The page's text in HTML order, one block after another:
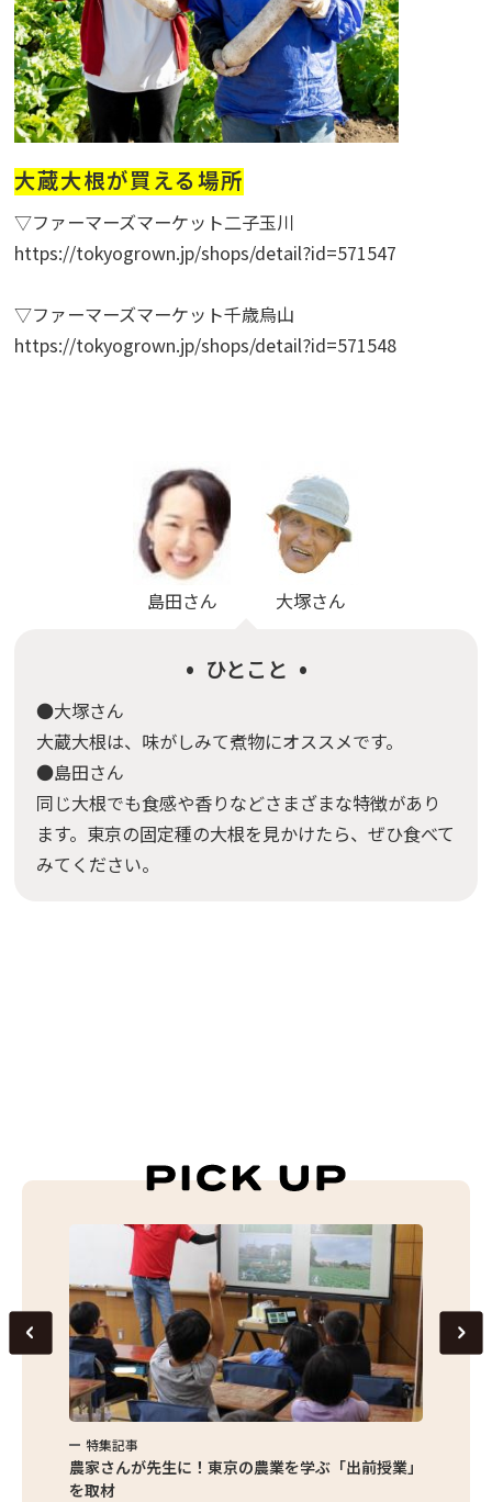
大蔵大根が買える場所
▽ファーマーズマーケット二子玉川
https://tokyogrown.jp/shops/detail?id=571547
▽ファーマーズマーケット千歳烏山
https://tokyogrown.jp/shops/detail?id=571548
島田さん 大塚さん
ひとこと
●大塚さん
大蔵大根は、味がしみて煮物にオススメです。
●島田さん
同じ大根でも食感や香りなどさまざまな特徴があり
ます。東京の固定種の大根を見かけたら、ぜひ食べて
みてください。
特集記事
農家さんが先生に！東京の農業を学ぶ「出前授業」
を取材